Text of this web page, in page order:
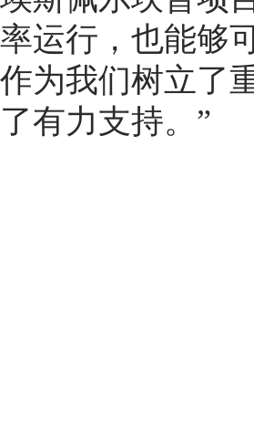
率运行，也能够
作为我们树立了
了有力支持。”